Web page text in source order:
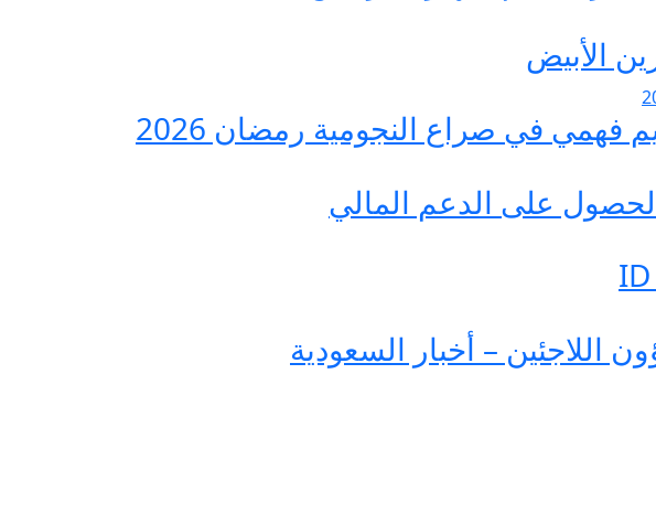
الأبيض
في صراع النجومية رمضان 2026
على الدعم المالي
اللاجئين – أخبار السعودية